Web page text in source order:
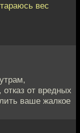
вес
от вредных
ваше жалкое